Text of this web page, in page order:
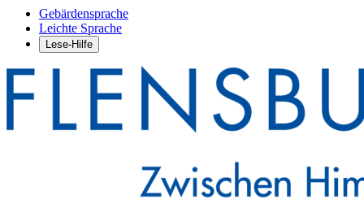
Gebärdensprache
Leichte Sprache
Lese-Hilfe